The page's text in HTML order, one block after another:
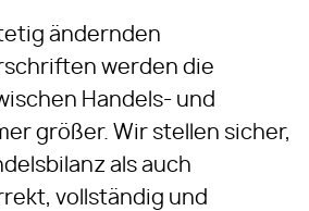
ändernden
werden die
Handels- und
größer. Wir stellen sicher,
als auch
vollständig und